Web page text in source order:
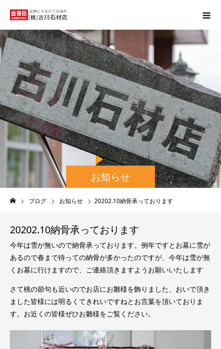
お知らせ
ブログ お知らせ 20202.10納骨承っております
20202.10納骨承っております
今年は雪が無いので納骨承っております。例年ですとお墓に雪が
あるので春まで待っての納骨が多かったのですが、今年は雪が無
くお墓に行けますので、ご連絡頂きますようお願いいたします
さて桃の節句も近いのでお店にお雛様を飾りました、おいで頂き
ました皆様には明るくてきれいですねとお言葉を頂いておりま
す。お近くの皆様ぜひお雛様をご覧ください。